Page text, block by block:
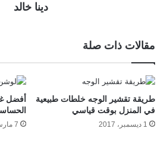
دينا خالد
مقالات ذات صلة
طريقة تقشير الوجه خلطات طبيعية
في المنزل بوقت قياسي
1 ديسمبر، 2017
أفضل
7 مارس، 2022